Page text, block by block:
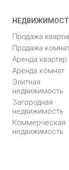
Продажа
Продажа
Аренда квартир
Аренда комнат
Элитная
недвижимость
Загородная
недвижимость
Коммерческая
недвижимость